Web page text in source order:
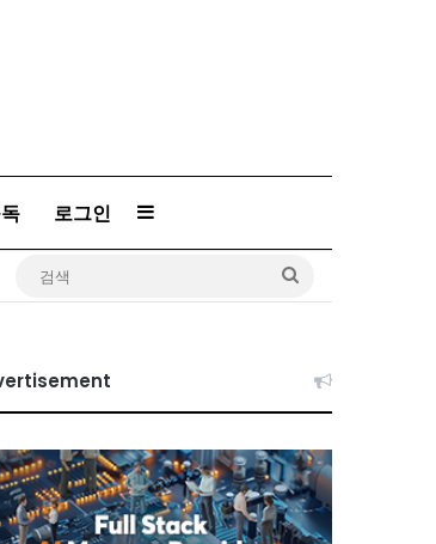
로그인 Sidebar